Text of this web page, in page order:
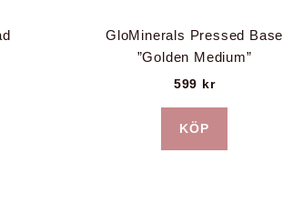
GloMinerals Pressed Base
”Golden Medium”
599 kr
KÖP